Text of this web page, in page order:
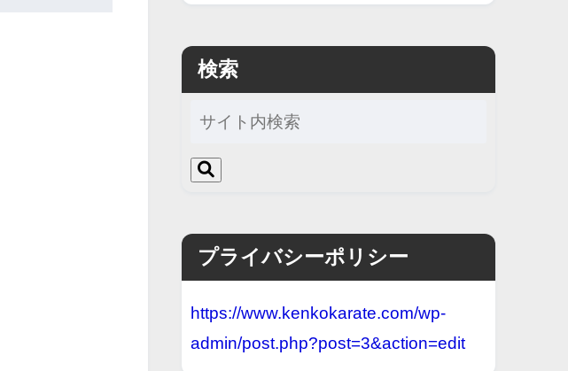
検索
プライバシーポリシー
https://www.kenkokarate.com/wp-
admin/post.php?post=3&action=edit